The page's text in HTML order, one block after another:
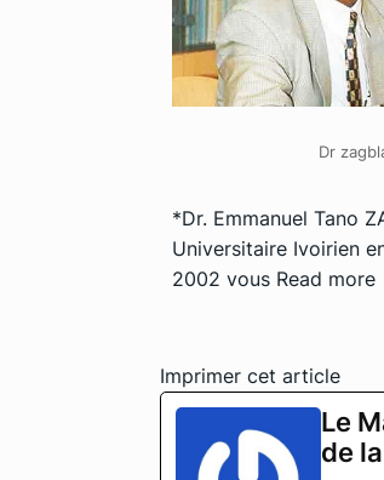
Dr
*Dr. Emmanuel Tano
Universitaire Ivoirien
2002 vous Read more
Imprimer cet article
Le
de